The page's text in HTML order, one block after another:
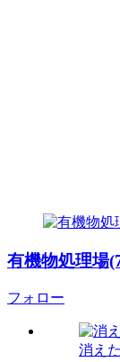
有機物処理場
フォロー
消え